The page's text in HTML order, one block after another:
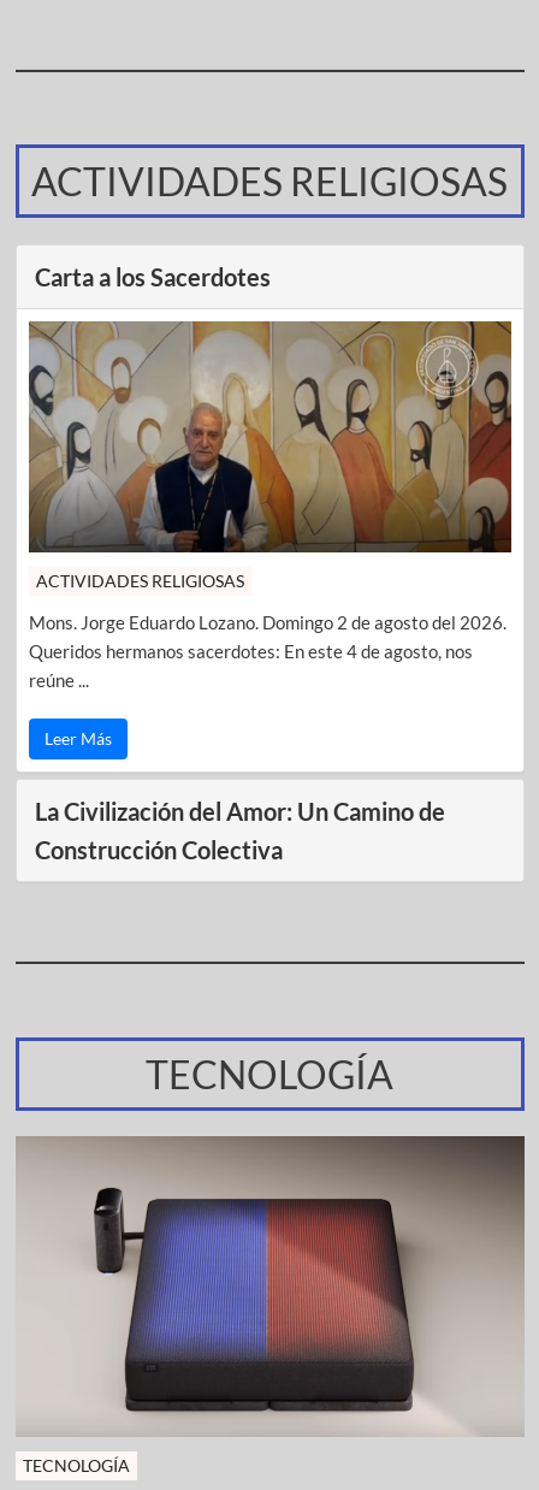
ACTIVIDADES RELIGIOSAS
Carta a los Sacerdotes
ACTIVIDADES RELIGIOSAS
Mons. Jorge Eduardo Lozano. Domingo 2 de agosto del 2026.
Queridos hermanos sacerdotes: En este 4 de agosto, nos
reúne ...
Leer Más
La Civilización del Amor: Un Camino de
Construcción Colectiva
TECNOLOGÍA
TECNOLOGÍA